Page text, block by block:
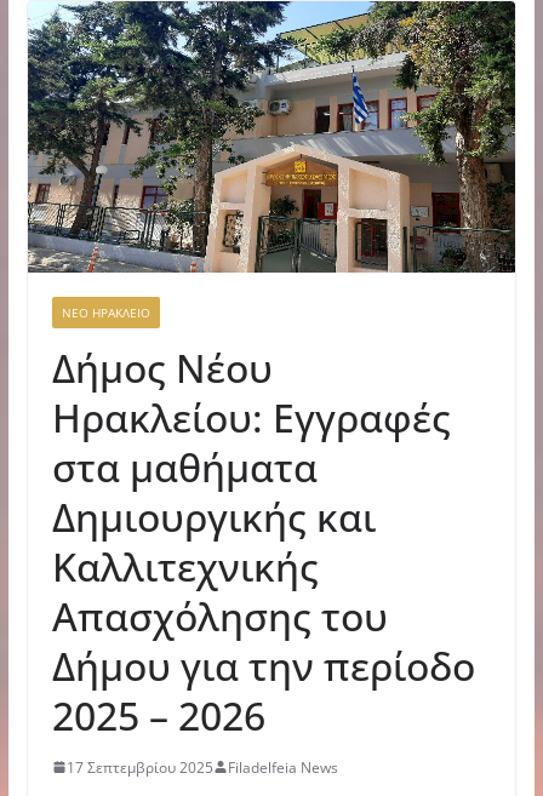
ΝΕΟ ΗΡΑΚΛΕΙΟ
Δήμος Νέου
Ηρακλείου: Εγγραφές
στα μαθήματα
Δημιουργικής και
Καλλιτεχνικής
Απασχόλησης του
Δήμου για την περίοδο
2025 – 2026
17 Σεπτεμβρίου 2025
Filadelfeia News